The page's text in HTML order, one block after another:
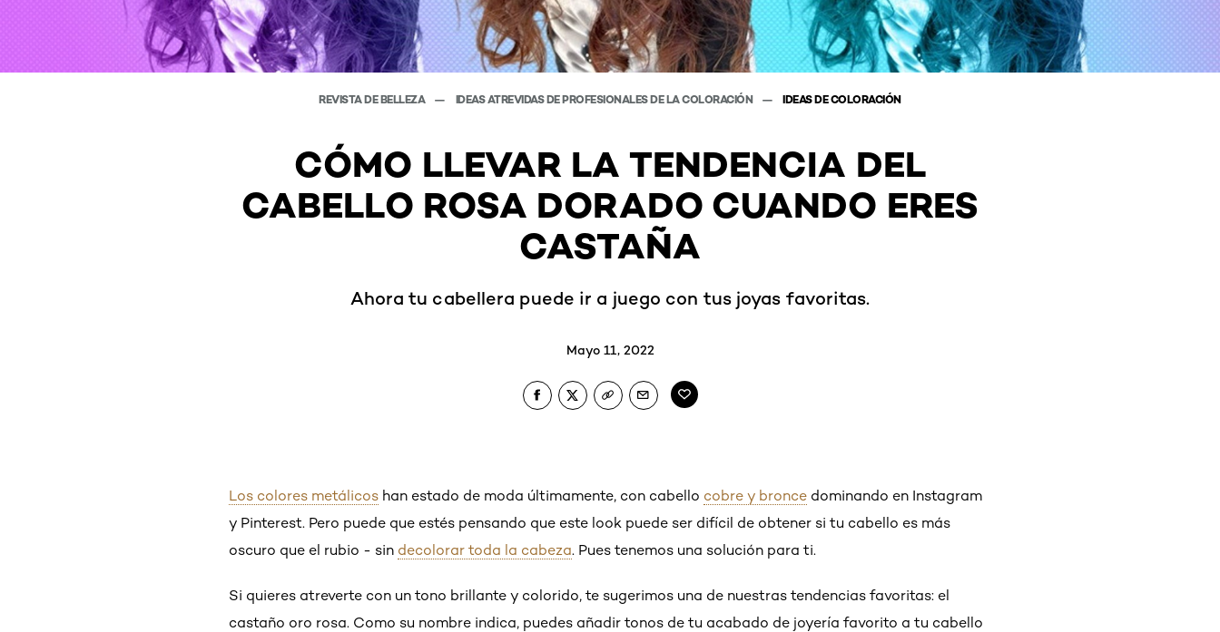
REVISTA DE BELLEZA IDEAS ATREVIDAS DE PROFESIONALES DE LA COLORACIÓN IDEAS DE COLORACIÓN
CÓMO LLEVAR LA TENDENCIA DEL
CABELLO ROSA DORADO CUANDO ERES
CASTAÑA
Ahora tu cabellera puede ir a juego con tus joyas favoritas.
Mayo 11, 2022
Los colores metálicos han estado de moda últimamente, con cabello cobre y bronce dominando en Instagram
y Pinterest. Pero puede que estés pensando que este look puede ser difícil de obtener si tu cabello es más
oscuro que el rubio - sin decolorar toda la cabeza. Pues tenemos una solución para ti.
Si quieres atreverte con un tono brillante y colorido, te sugerimos una de nuestras tendencias favoritas: el
castaño oro rosa. Como su nombre indica, puedes añadir tonos de tu acabado de joyería favorito a tu cabello